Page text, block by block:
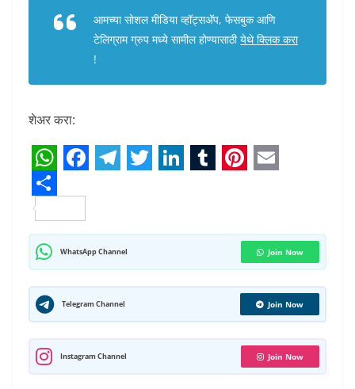
आमच्या सोशल मीडिया व्हॉट्सअ‍ॅप, फेसबुक आणि
टेलिग्राम ग्रुप मध्ये सामील होण्यासाठीयेथे क्लिक करा
!
शेअर करा:
W
h
a
t
s
A
p
a
c
e
b
o
k
l
e
g
r
m
i
t
n
e
m
l
n
e
a
i
l
S
h
a
r
e
WhatsApp Channel Join Now
Telegram Channel Join Now
Instagram Channel Join Now